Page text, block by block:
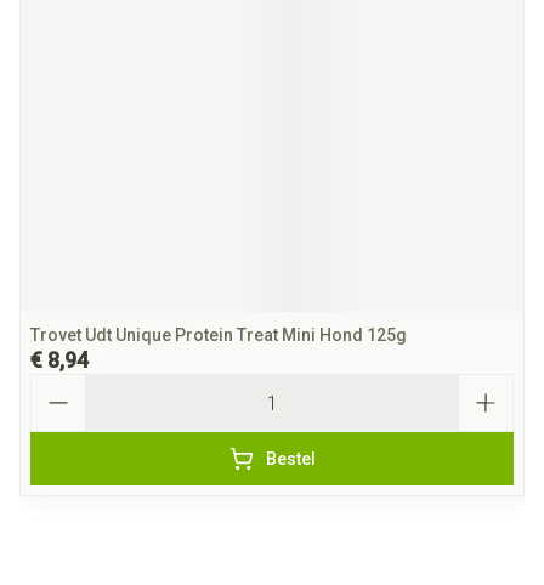
Trovet Udt Unique Protein Treat Mini Hond 125g
€ 8,94
Bestel